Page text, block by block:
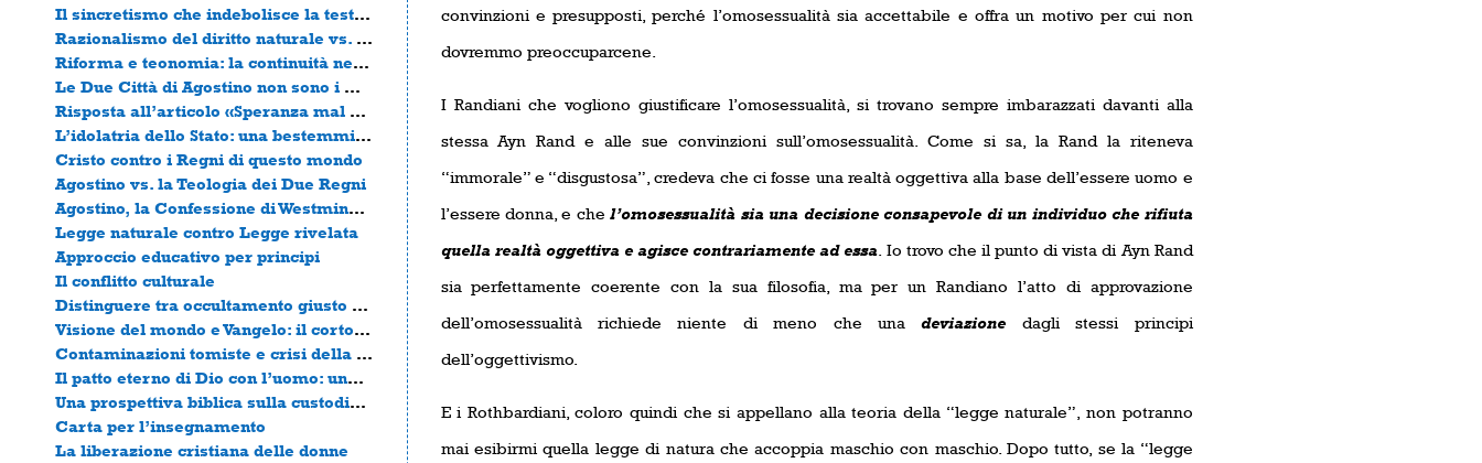
Il sincretismo che indebolisce la testimonianza della Chiesa
Razionalismo del diritto naturale vs. Legge divina rivelata
Riforma e teonomia: la continuità necessaria
Le Due Città di Agostino non sono i Due Regni di Horton
Risposta all’articolo «Speranza mal riposta: l’errore del nazionalismo cristiano»
L’idolatria dello Stato: una bestemmia travestita da filosofia
Cristo contro i Regni di questo mondo
Agostino vs. la Teologia dei Due Regni
Agostino, la Confessione di Westminster e il problema dell’equità generale
Legge naturale contro Legge rivelata
Approccio educativo per principi
Il conflitto culturale
Distinguere tra occultamento giusto e inganno malvagio
Visione del mondo e Vangelo: il cortocircuito della civiltà cristiana
Contaminazioni tomiste e crisi della civiltà occidentale
Il patto eterno di Dio con l’uomo: una sola alleanza, una sola legge
Una prospettiva biblica sulla custodia ambientale
Carta per l’insegnamento
La liberazione cristiana delle donne
convinzioni e presupposti, perché l’omosessualità sia accettabile e offra un motivo per cui non
dovremmo preoccuparcene.
I Randiani che vogliono giustificare l’omosessualità, si trovano sempre imbarazzati davanti alla
stessa Ayn Rand e alle sue convinzioni sull’omosessualità. Come si sa, la Rand la riteneva
“immorale” e “disgustosa”, credeva che ci fosse una realtà oggettiva alla base dell’essere uomo e
l’essere donna, e chel’omosessualità sia una decisione consapevole di un individuo che rifiuta
quella realtà oggettiva e agisce contrariamente ad essa . Io trovo che il punto di vista di Ayn Rand
sia perfettamente coerente con la sua filosofia, ma per un Randiano l’atto di approvazione
dell’omosessualità richiede niente di meno che unadeviazione dagli stessi principi
dell’oggettivismo.
E i Rothbardiani, coloro quindi che si appellano alla teoria della “legge naturale”, non potranno
mai esibirmi quella legge di natura che accoppia maschio con maschio. Dopo tutto, se la “legge